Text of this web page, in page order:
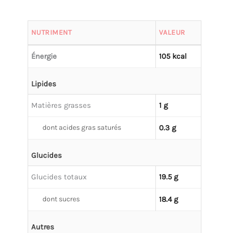
NUTRIMENT VALEUR
Énergie 105 kcal
Lipides
Matières grasses 1 g
dont acides gras saturés 0.3 g
Glucides
Glucides totaux 19.5 g
dont sucres 18.4 g
Autres